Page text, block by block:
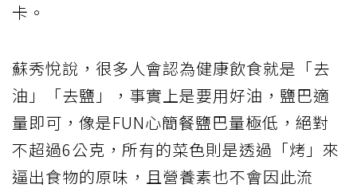
卡。
蘇秀悅說，很多人會認為健康飲食就是「去
油」「去鹽」，事實上是要用好油，鹽巴適
量即可，像是FUN心簡餐鹽巴量極低，絕對
不超過6公克，所有的菜色則是透過「烤」來
逼出食物的原味，且營養素也不會因此流